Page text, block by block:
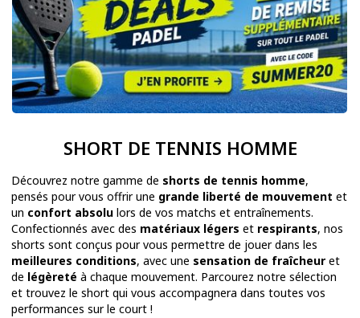
SHORT DE TENNIS HOMME
Découvrez notre gamme de shorts de tennis homme,
pensés pour vous offrir une grande liberté de mouvement et
un confort absolu lors de vos matchs et entraînements.
Confectionnés avec des matériaux légers et respirants, nos
shorts sont conçus pour vous permettre de jouer dans les
meilleures conditions, avec une sensation de fraîcheur et
de légèreté à chaque mouvement. Parcourez notre sélection
et trouvez le short qui vous accompagnera dans toutes vos
performances sur le court !